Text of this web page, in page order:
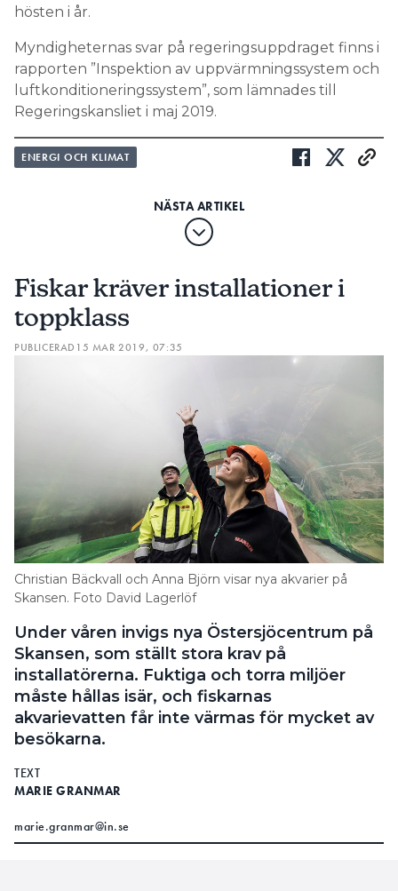
hösten i år.
Myndigheternas svar på regeringsuppdraget finns i
rapporten ”Inspektion av uppvärmningssystem och
luftkonditioneringssystem”, som lämnades till
Regeringskansliet i maj 2019.
ENERGI OCH KLIMAT
Fiskar kräver installationer i
toppklass
PUBLICERAD 15 MAR 2019, 07:35
Christian Bäckvall och Anna Björn visar nya akvarier på
Skansen. Foto David Lagerlöf
Under våren invigs nya Östersjöcentrum på
Skansen, som ställt stora krav på
installatörerna. Fuktiga och torra miljöer
måste hållas isär, och fiskarnas
akvarievatten får inte värmas för mycket av
besökarna.
TEXT
MARIE GRANMAR
marie.granmar@in.se